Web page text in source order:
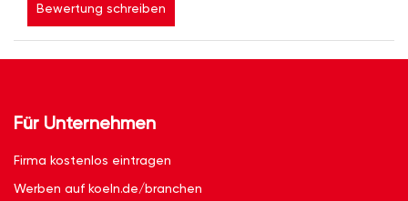
Bewertung schreiben
Für Unternehmen
Firma kostenlos eintragen
Werben auf koeln.de/branchen